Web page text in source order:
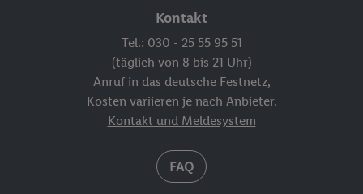
Kontakt
Tel.: 030 - 25 55 95 51
(täglich von 8 bis 21 Uhr)
Anruf in das deutsche Festnetz,
Kosten variieren je nach Anbieter.
Kontakt und Meldesystem
FAQ